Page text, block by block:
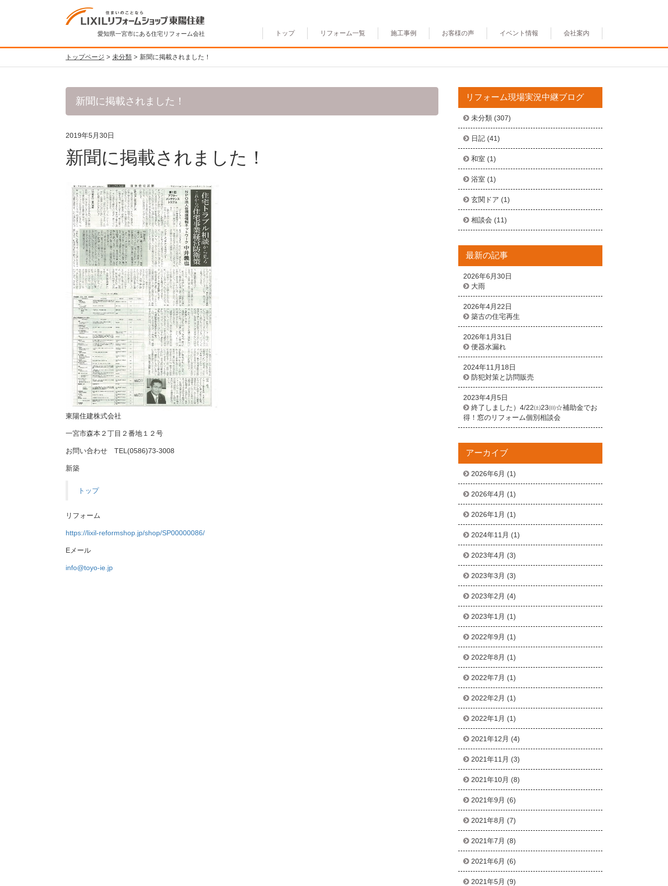
愛知県一宮市にある住宅リフォーム会社 トップ リフォーム一覧 施工事例 お客様の声 イベント情報 会社案内
トップページ > 未分類 > 新聞に掲載されました！
新聞に掲載されました！
2019年5月30日
新聞に掲載されました！
東陽住建株式会社
一宮市森本２丁目２番地１２号
お問い合わせ TEL(0586)73-3008
新築
トップ
リフォーム
https://lixil-reformshop.jp/shop/SP00000086/
Eメール
info@toyo-ie.jp
リフォーム現場実況中継ブログ
未分類 (307)
日記 (41)
和室 (1)
浴室 (1)
玄関ドア (1)
相談会 (11)
最新の記事
2026年6月30日
大雨
2026年4月22日
築古の住宅再生
2026年1月31日
便器水漏れ
2024年11月18日
防犯対策と訪問販売
2023年4月5日
終了しました）4/22㈯23㈰☆補助金でお
得！窓のリフォーム個別相談会
アーカイブ
2026年6月 (1)
2026年4月 (1)
2026年1月 (1)
2024年11月 (1)
2023年4月 (3)
2023年3月 (3)
2023年2月 (4)
2023年1月 (1)
2022年9月 (1)
2022年8月 (1)
2022年7月 (1)
2022年2月 (1)
2022年1月 (1)
2021年12月 (4)
2021年11月 (3)
2021年10月 (8)
2021年9月 (6)
2021年8月 (7)
2021年7月 (8)
2021年6月 (6)
2021年5月 (9)